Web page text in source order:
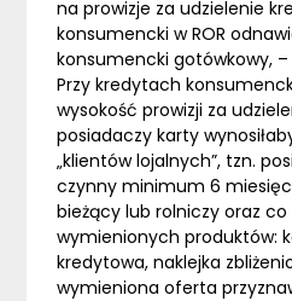
na prowizje za udzielenie
konsumencki w ROR
konsumencki gotówkowy,
Przy kredytach
wysokość prowizji za
posiadaczy karty
„klientów lojalnych”, tzn.
czynny minimum 6
bieżący lub rolniczy oraz
wymienionych produktów:
kredytowa, naklejka
wymieniona oferta